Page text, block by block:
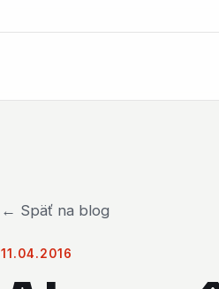
← Späť na blog
11.04.2016